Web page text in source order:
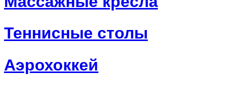
Теннисные столы
Аэрохоккей